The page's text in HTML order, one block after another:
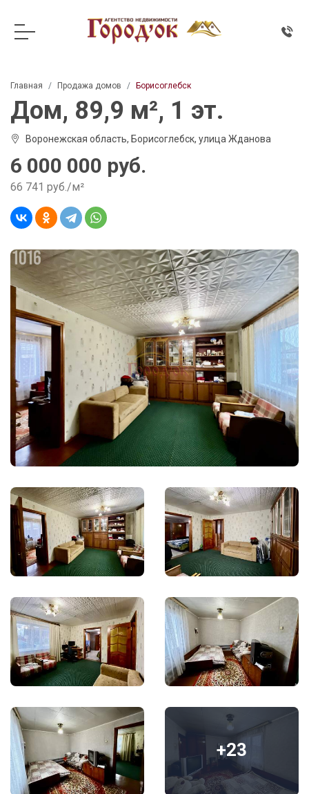
Главная Продажа домов Борисоглебск
Дом, 89,9 м², 1 эт.
Воронежская область, Борисоглебск, улица Жданова
6 000 000 руб.
66 741 руб./м²
+23